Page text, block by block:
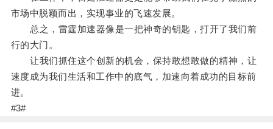
市场中脱颖而出，实现事业的飞速发展。
总之，雷霆加速器像是一把神奇的钥匙，打开了我们前
行的大门。
让我们抓住这个创新的机会，保持敢想敢做的精神，让
速度成为我们生活和工作中的底气，加速向着成功的目标前
进。
#3#